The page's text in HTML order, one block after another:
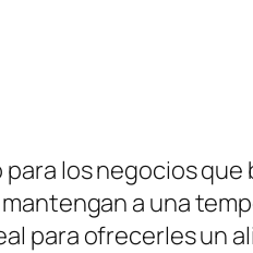
para los negocios
a una
para ofrecerles un